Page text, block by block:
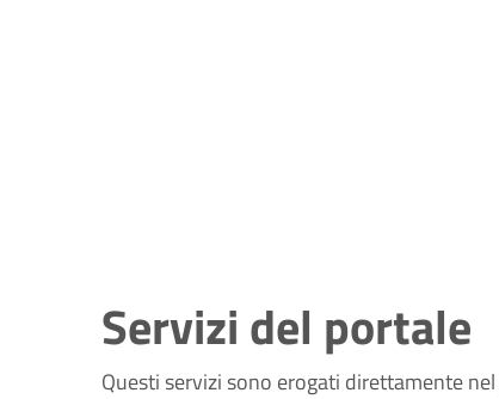
Servizi del portale
Questi servizi sono erogati direttamente